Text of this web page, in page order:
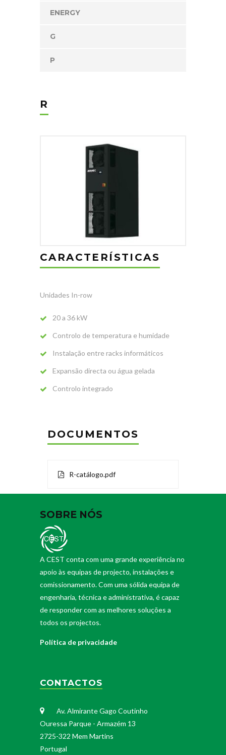
ENERGY
G
P
R
CARACTERÍSTICAS
Unidades In-row
20 a 36 kW
Controlo de temperatura e humidade
Instalação entre racks informáticos
Expansão directa ou água gelada
Controlo integrado
DOCUMENTOS
R-catálogo.pdf
SOBRE NÓS
A CEST conta com uma grande experiência no
apoio às equipas de projecto, instalações e
comissionamento. Com uma sólida equipa de
engenharia, técnica e administrativa, é capaz
de responder com as melhores soluções a
todos os projectos.
Política de privacidade
CONTACTOS
Av. Almirante Gago Coutinho
Ouressa Parque - Armazém 13
2725-322 Mem Martins
Portugal